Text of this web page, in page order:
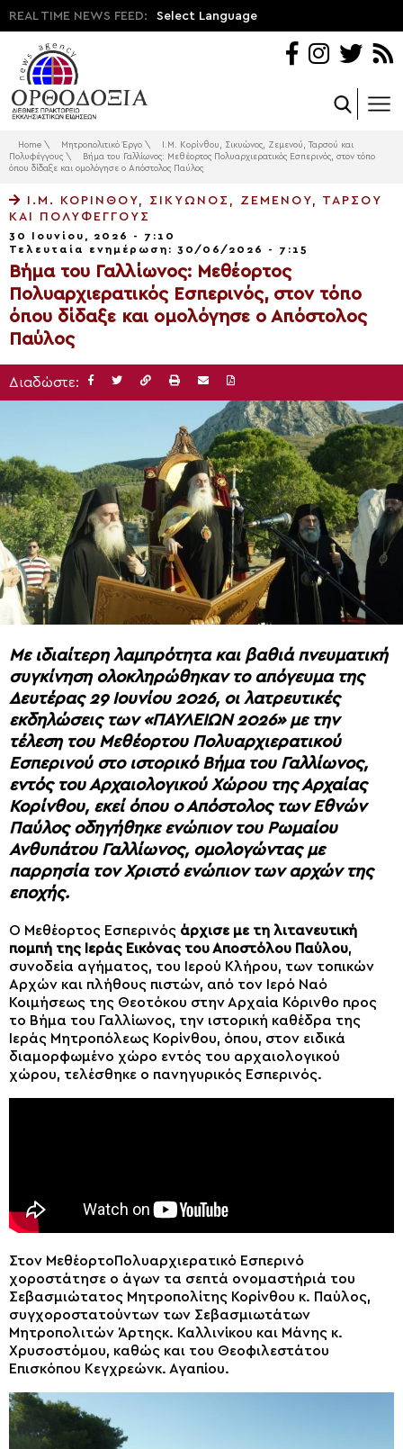
REAL TIME NEWS FEED: Select Language
Home \ Μητροπολιτικό Έργο \
Ι.Μ. Κορίνθου, Σικυώνος, Ζεμενού, Ταρσού και
Πολυφέγγους \
Βήμα του Γαλλίωνος: Μεθέορτος Πολυαρχιερατικός Εσπερινός, στον τόπο
όπου δίδαξε και ομολόγησε ο Απόστολος Παύλος
Ι.Μ. ΚΟΡΊΝΘΟΥ, ΣΙΚΥΏΝΟΣ, ΖΕΜΕΝΟΎ, ΤΑΡΣΟΎ
ΚΑΙ ΠΟΛΥΦΈΓΓΟΥΣ
30 Ιουνίου, 2026 - 7:10
Τελευταία ενημέρωση: 30/06/2026 - 7:15
Βήμα του Γαλλίωνος: Μεθέορτος
Πολυαρχιερατικός Εσπερινός, στον τόπο
όπου δίδαξε και ομολόγησε ο Απόστολος
Παύλος
Διαδώστε:
Με ιδιαίτερη λαμπρότητα και βαθιά πνευματική
συγκίνηση ολοκληρώθηκαν το απόγευμα της
Δευτέρας 29 Ιουνίου 2026, οι λατρευτικές
εκδηλώσεις των «ΠΑΥΛΕΙΩΝ 2026» με την
τέλεση του Μεθέορτου Πολυαρχιερατικού
Εσπερινού στο ιστορικό Βήμα του Γαλλίωνος,
εντός του Αρχαιολογικού Χώρου της Αρχαίας
Κορίνθου, εκεί όπου ο Απόστολος των Εθνών
Παύλος οδηγήθηκε ενώπιον του Ρωμαίου
Ανθυπάτου Γαλλίωνος, ομολογώντας με
παρρησία τον Χριστό ενώπιον των αρχών της
εποχής.
Ο Μεθέορτος Εσπερινός άρχισε με τη λιτανευτική
πομπή της Ιεράς Εικόνας του Αποστόλου Παύλου,
συνοδεία αγήματος, του Ιερού Κλήρου, των τοπικών
Αρχών και πλήθους πιστών, από τον Ιερό Ναό
Κοιμήσεως της Θεοτόκου στην Αρχαία Κόρινθο προς
το Βήμα του Γαλλίωνος, την ιστορική καθέδρα της
Ιεράς Μητροπόλεως Κορίνθου, όπου, στον ειδικά
διαμορφωμένο χώρο εντός του αρχαιολογικού
χώρου, τελέσθηκε ο πανηγυρικός Εσπερινός.
Στον ΜεθέορτοΠολυαρχιερατικό Εσπερινό
χοροστάτησε ο άγων τα σεπτά ονομαστήριά του
Σεβασμιώτατος Μητροπολίτης Κορίνθου κ. Παύλος,
συγχοροστατούντων των Σεβασμιωτάτων
Μητροπολιτών Άρτηςκ. Καλλινίκου και Μάνης κ.
Χρυσοστόμου, καθώς και του Θεοφιλεστάτου
Επισκόπου Κεγχρεώνκ. Αγαπίου.